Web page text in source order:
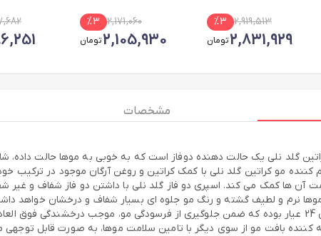
2,919,513
%3
2,831,929تومان
2,171,060
%3
2,105,930تومان
مشخصات
گلد نلی یک حالت دهنده دوفاز است که به خوبی به موها حالت
کننده مو کراتین گلد نلی با کمک کراتین و روغن آرگان موجود در
ها کمک می کند. اسپری دو فاز گلد نلی با داشتن دو فاز شفاف و غیر
موها نرم و لطیف گشته و رنگ مو جلوه ای بسیار شفاف و درخشان خواهد
محصولات گلد نلی حاوی ذرات ریز طلای 24 عیار بوده که ضمن جلوگیری از فرسودگی مو،
بافت مو از سوی دیگر با تامین سلامت موها، به صورت قابل توجهی